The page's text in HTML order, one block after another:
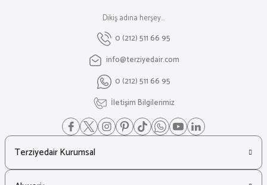
Dikiş adına herşey...
0 (212) 511 66 95
info@terziyedair.com
0 (212) 511 66 95
İletişim Bilgilerimiz
Terziyedair Kurumsal